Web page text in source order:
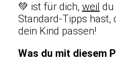
💚 ist für dich, weil du
Standard-Tipps hast,
dein Kind passen!
Was du mit diesem